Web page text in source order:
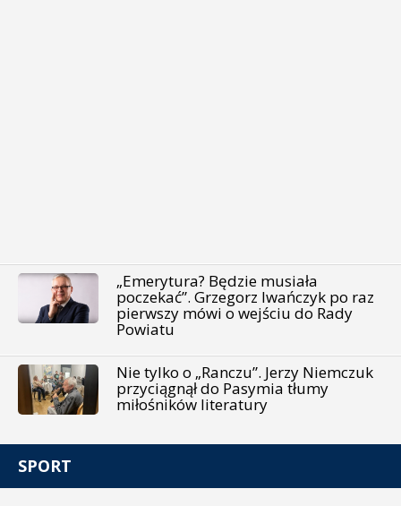
„Emerytura? Będzie musiała
poczekać”. Grzegorz Iwańczyk po raz
pierwszy mówi o wejściu do Rady
Powiatu
Nie tylko o „Ranczu”. Jerzy Niemczuk
przyciągnął do Pasymia tłumy
miłośników literatury
SPORT